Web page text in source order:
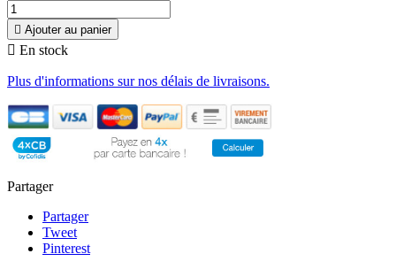
 Ajouter au panier
 En stock
Plus d'informations sur nos délais de livraisons.
Partager
Partager
Tweet
Pinterest